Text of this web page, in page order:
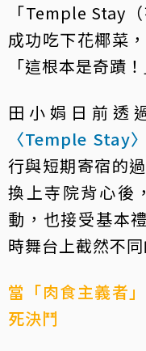
「Temple Stay
成功吃下花椰菜
「這根本是奇蹟！
田小娟日前透
〈Temple Stay
行與短期寄宿的
換上寺院背心後
動，也接受基本
時舞台上截然不
當「肉食主義者
死決鬥